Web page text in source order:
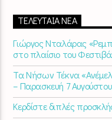
ΤΕΛΕΥΤΑΊΑ ΝΈΑ
Γιώργος Νταλάρας
στο πλαίσιο του
Τα Νήσων Τέκνα
– Παρασκευή 7 Αυγούστου
Κερδίστε διπλές